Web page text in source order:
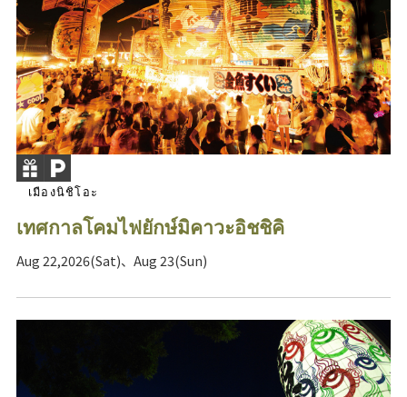
เมืองนิชิโอะ
เทศกาลโคมไฟยักษ์มิคาวะอิชชิคิ
Aug 22,2026(Sat)、Aug 23(Sun)